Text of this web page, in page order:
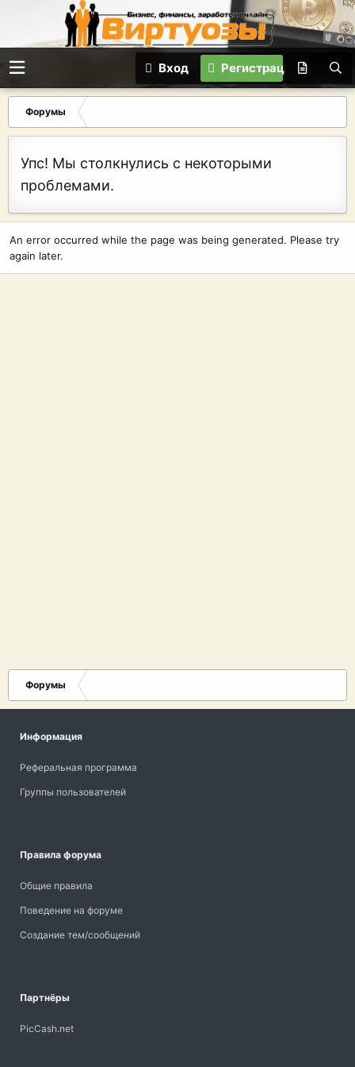
Вход Регистрация
Форумы
Упс! Мы столкнулись с некоторыми
проблемами.
An error occurred while the page was being generated. Please try
again later.
Форумы
Информация
Реферальная программа
Группы пользователей
Правила форума
Общие правила
Поведение на форуме
Создание тем/сообщений
Партнёры
PicCash.net